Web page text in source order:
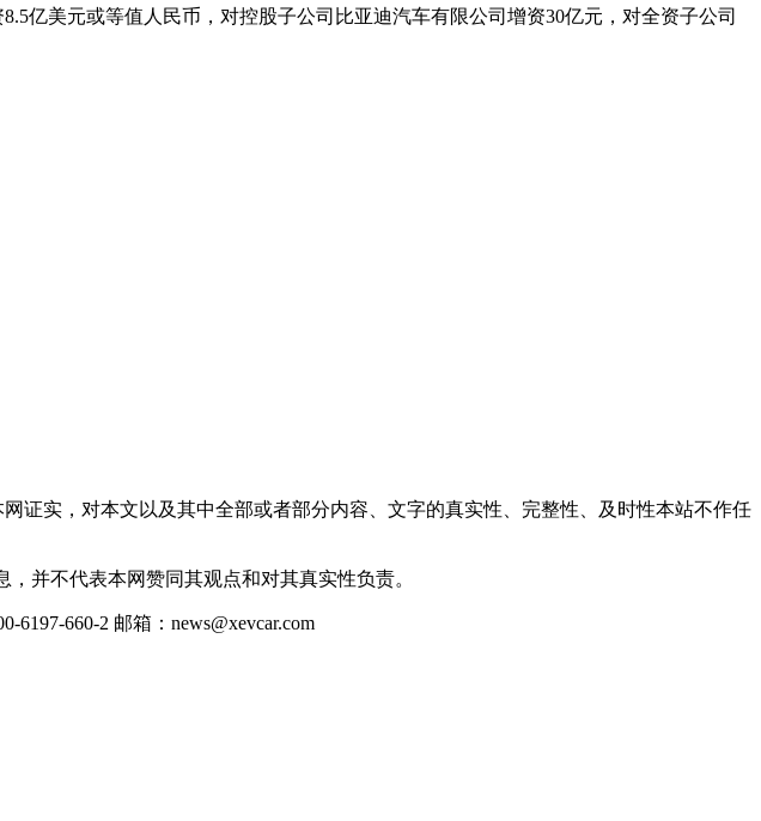
亿美元或等值人民币，对控股子公司比亚迪汽车有限公司增资30亿元，对全资子公司
证实，对本文以及其中全部或者部分内容、文字的真实性、完整性、及时性本站不作任
并不代表本网赞同其观点和对其真实性负责。
660-2 邮箱：news@xevcar.com